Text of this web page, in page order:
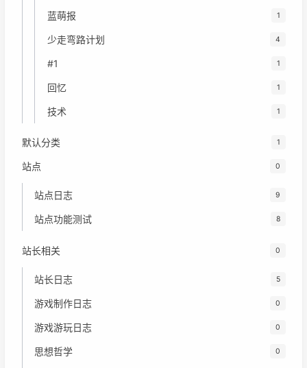
蓝萌报 1
少走弯路计划 4
#1 1
回忆 1
技术 1
默认分类 1
站点 0
站点日志 9
站点功能测试 8
站长相关 0
站长日志 5
游戏制作日志 0
游戏游玩日志 0
思想哲学 0